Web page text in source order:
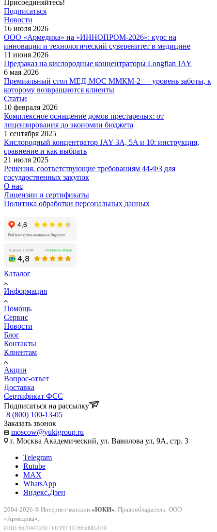
Присоединяйтесь!
Подписаться
Новости
16 июля 2026
ООО «Армедика» на «ИННОПРОМ-2026»: курс на
инновации и технологический суверенитет в медицине
11 июня 2026
Предзаказ на кислородные концентраторы Longfian JAY
6 мая 2026
Премиальный стол МЕД-МОС ММКМ-2 — уровень заботы, к
которому возвращаются клиенты
Статьи
10 февраля 2026
Комплексное оснащение домов престарелых: от
лицензирования до экономии бюджета
1 сентября 2025
Кислородный концентратор JAY 3A, 5A и 10: инструкция,
сравнение и как выбрать
21 июля 2025
Решения, соответствующие требованиям 44-ФЗ для
государственных закупок
О нас
Лицензии и сертификаты
Политика обработки персональных данных
Каталог
Информация
Помощь
Сервис
Новости
Блог
Контакты
Клиентам
Акции
Вопрос-ответ
Доставка
Сертификат ФСС
Подписаться на рассылку
8 (800) 100-13-05
Заказать звонок
moscow@yukigroup.ru
г. Москва Академический, ул. Вавилова ул, 9А, стр. 3
Telegram
Rutube
MAX
WhatsApp
Яндекс.Дзен
2004-2026 © Интернет-магазин «ЮКИ» . Правообладатель: ООО
«Армедика».
ИНН 6670447250 / ОГРН 1176658002070